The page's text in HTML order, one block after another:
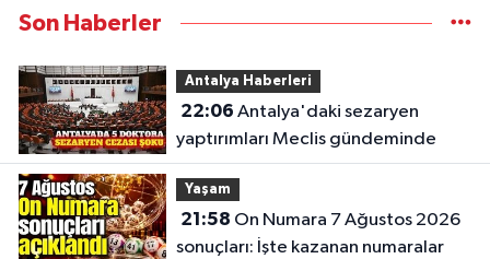
Son Haberler
Antalya Haberleri
22:06
yaptırımları Meclis gündeminde
Yaşam
21:58
sonuçları: İşte kazanan numaralar